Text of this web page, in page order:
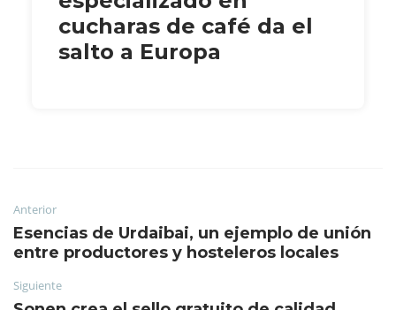
cucharas de café da el
salto a Europa
Anterior
Esencias de Urdaibai, un ejemplo de unión
entre productores y hosteleros locales
Siguiente